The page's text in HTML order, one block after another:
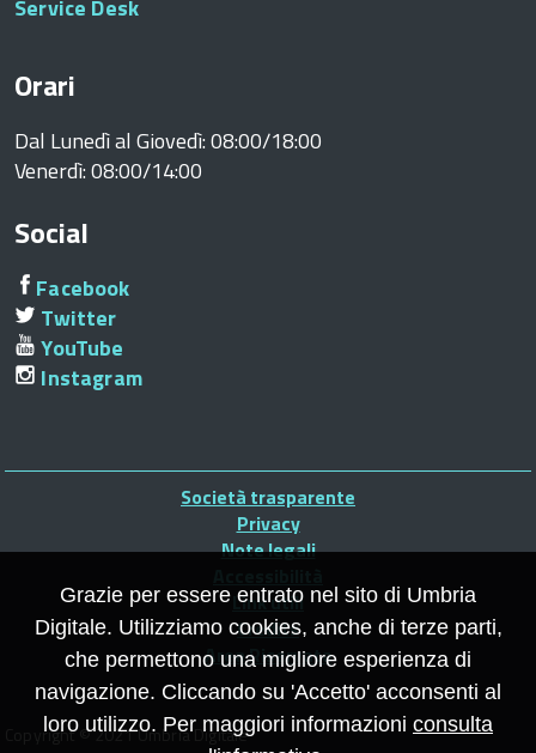
Service Desk
Orari
Dal Lunedì al Giovedì: 08:00/18:00
Venerdì: 08:00/14:00
Social
Facebook
Twitter
YouTube
Instagram
Piè
pagina
Società trasparente
Privacy
Note legali
Link utili
Credits
Area Riservata
Copyright © 2021 Umbria Digitale
Grazie per essere entrato nel sito di Umbria
Digitale. Utilizziamo cookies, anche di terze parti,
che permettono una migliore esperienza di
navigazione. Cliccando su 'Accetto' acconsenti al
loro utilizzo. Per maggiori informazioni consulta